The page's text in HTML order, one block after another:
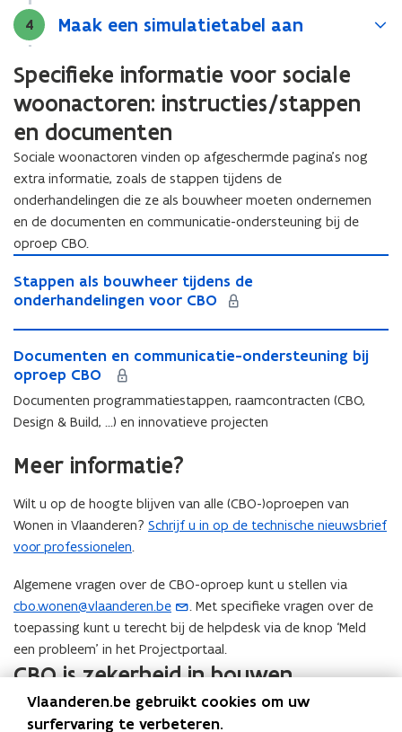
n
i
n
e
u
w
v
n
e
Stap
4 Maak een simulatietabel aan
Specifieke informatie voor sociale
woonactoren: instructies/stappen
en documenten
Sociale woonactoren vinden op afgeschermde pagina’s nog
extra informatie, zoals de stappen tijdens de
onderhandelingen die ze als bouwheer moeten ondernemen
en de documenten en communicatie-ondersteuning bij de
oproep CBO.
t
a
e
n
a
l
o
w
h
e
r
t
i
d
e
Stappen als bouwheer tijdens de
onderhandelingen voor CBO
S
t
p
p
e
n
l
b
u
w
h
e
r
t
i
j
d
o
c
u
e
t
n
e
n
o
m
m
n
i
Documenten en communicatie-ondersteuning bij
oproep CBO
D
o
c
u
m
n
e
n
e
c
o
m
m
u
n
Documenten programmatiestappen, raamcontracten (CBO,
Design & Build, ...) en innovatieve projecten
Meer informatie?
Wilt u op de hoogte blijven van alle (CBO-)oproepen van
Wonen in Vlaanderen? Schrijf u in op de technische nieuwsbrief
voor professionelen.
Algemene vragen over de CBO-oproep kunt u stellen via
cbo.wonen@vlaanderen.be
(
o
p
e
. Met specifieke vragen over de
toepassing kunt u terecht bij de helpdesk via de knop ‘Meld
een probleem’ in het Projectportaal.
CBO is zekerheid in bouwen
In de video leggen we u uit wat CBO is en welke voordelen dat
Vlaanderen.be gebruikt cookies om uw
surfervaring te verbeteren.